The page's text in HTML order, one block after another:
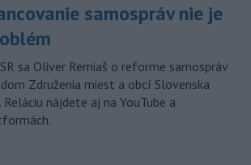
samospráv nie je
sa Oliver Remiaš o reforme samospráv
Združenia miest a obcí Slovenska
nájdete aj na YouTube a